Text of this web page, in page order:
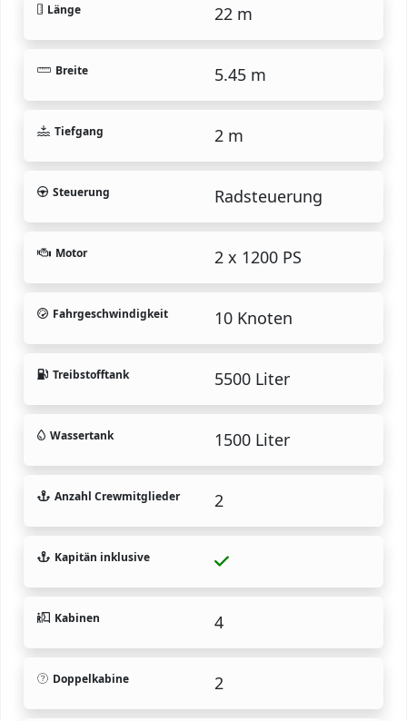
Länge 22 m
Breite 5.45 m
Tiefgang 2 m
Steuerung Radsteuerung
Motor 2 x 1200 PS
Fahrgeschwindigkeit 10 Knoten
Treibstofftank 5500 Liter
Wassertank 1500 Liter
Anzahl Crewmitglieder 2
Kapitän inklusive
Kabinen 4
Doppelkabine 2